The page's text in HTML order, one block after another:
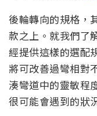
後輪轉向的規格，
款之上。就我們了
經提供這樣的選配
將可改善過彎相對
湊彎道中的靈敏程
很可能會遇到的狀